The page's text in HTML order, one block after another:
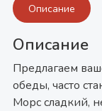
Описание
Описание
Предлагаем
обеды, часто
Морс сладкий,